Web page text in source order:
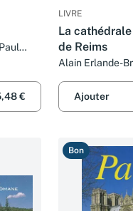
€
LIVRE
La
de Reims
Alain Erlande-
Ajouter
Bon